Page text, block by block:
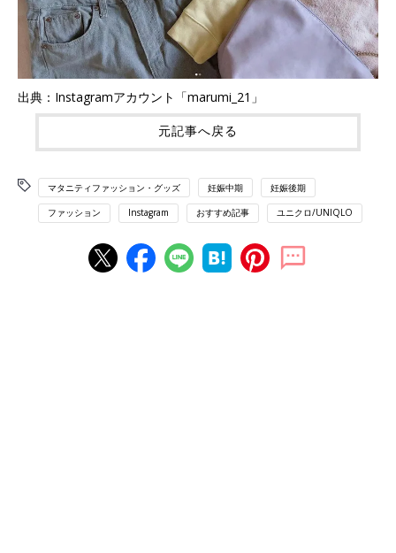
出典：Instagramアカウント「marumi_21」
元記事へ戻る
マタニティファッション・グッズ 妊娠中期 妊娠後期
ファッション Instagram おすすめ記事 ユニクロ/UNIQLO